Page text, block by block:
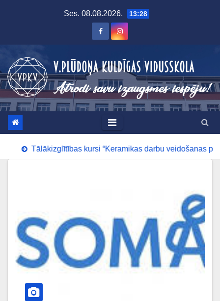
Ses. 08.08.2026. 13:28
Tālākizglītības kursi “Keramikas darbu veidošanas pamati”